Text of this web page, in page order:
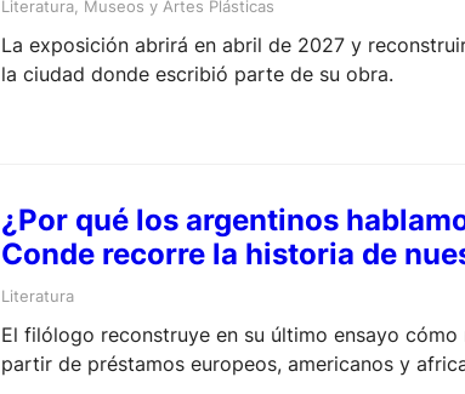
Literatura, Museos y Artes Plásticas
La exposición abrirá en abril de 2027 y
la ciudad donde escribió parte de su obra.
¿Por qué los argentinos
Conde recorre la historia de
Literatura
El filólogo reconstruye en su último ensayo
partir de préstamos europeos, americanos y